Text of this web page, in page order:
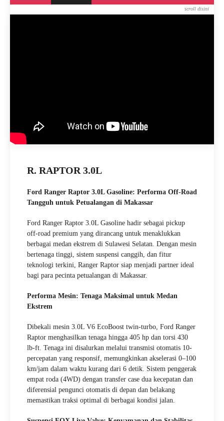
R. RAPTOR 3.0L
Ford Ranger Raptor 3.0L Gasoline: Performa Off-Road
Tangguh untuk Petualangan di Makassar
Ford Ranger Raptor 3.0L Gasoline hadir sebagai pickup
off-road premium yang dirancang untuk menaklukkan
berbagai medan ekstrem di Sulawesi Selatan. Dengan mesin
bertenaga tinggi, sistem suspensi canggih, dan fitur
teknologi terkini, Ranger Raptor siap menjadi partner ideal
bagi para pecinta petualangan di Makassar.
Performa Mesin: Tenaga Maksimal untuk Medan
Ekstrem
Dibekali mesin 3.0L V6 EcoBoost twin-turbo, Ford Ranger
Raptor menghasilkan tenaga hingga 405 hp dan torsi 430
lb-ft. Tenaga ini disalurkan melalui transmisi otomatis 10-
percepatan yang responsif, memungkinkan akselerasi 0–100
km/jam dalam waktu kurang dari 6 detik. Sistem penggerak
empat roda (4WD) dengan transfer case dua kecepatan dan
diferensial pengunci otomatis di depan dan belakang
memastikan traksi optimal di berbagai kondisi jalan.